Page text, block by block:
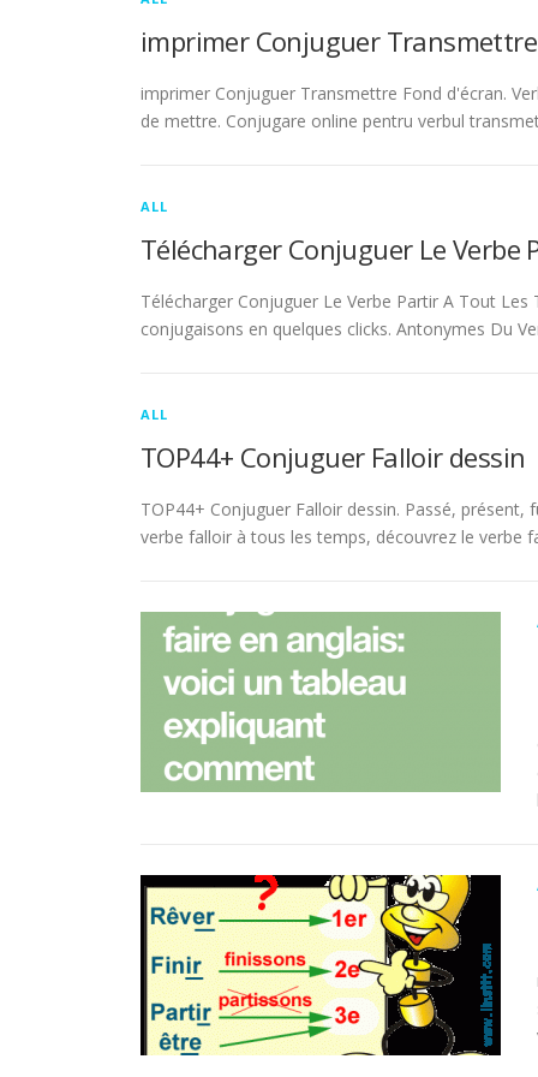
imprimer Conjuguer
imprimer Conjuguer Transmettre Fond d'écran.
de mettre. Conjugare online pentru verbul
ALL
Télécharger Conjuguer Le Verbe
Télécharger Conjuguer Le Verbe Partir A Tout
conjugaisons en quelques clicks. Antonymes Du
ALL
TOP44+ Conjuguer Falloir dessin
TOP44+ Conjuguer Falloir dessin. Passé,
verbe falloir à tous les temps, découvrez le verbe